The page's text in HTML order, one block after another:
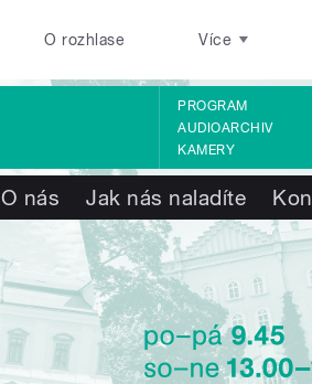
O rozhlase Více
PROGRAM
AUDIOARCHIV
KAMERY
O nás Jak nás naladíte